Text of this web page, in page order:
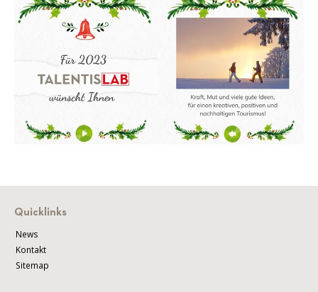
Quicklinks
News
Kontakt
Sitemap